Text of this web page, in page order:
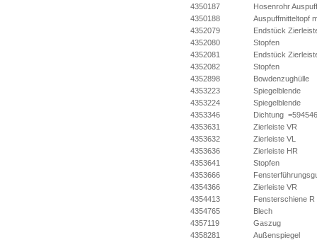
4350187
Hosenrohr Auspuff
4350188
Auspuffmitteltopf
4352079
Endstück
4352080
Stopfen
4352081
Endstück
4352082
Stopfen
4352898
Bowdenzughülle
4353223
Spiegelblende
4353224
Spiegelblende
4353346
Dichtung
4353631
Zierleiste VR
4353632
Zierleiste VL
4353636
Zierleiste HR
4353641
Stopfen
4353666
4354366
Zierleiste VR
4354413
Fensterschiene R
4354765
Blech
4357119
Gaszug
4358281
Außenspiegel